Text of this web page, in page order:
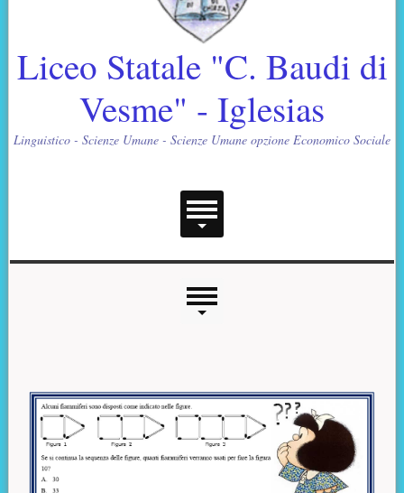
Liceo Statale "C. Baudi di
Vesme" - Iglesias
Linguistico - Scienze Umane - Scienze Umane opzione Economico Sociale
Menu principale
Menu laterale